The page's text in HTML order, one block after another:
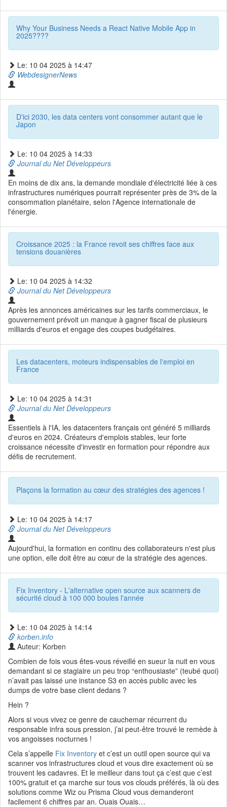
Why Your Business Needs a React Native Mobile App in
2025????
Le: 10 04 2025 à 14:47
WebdesignerNews
D'ici 2030, les data centers vont consommer autant que le
Japon
Le: 10 04 2025 à 14:33
Journal du Net Développeurs
En moins de dix ans, la demande mondiale d'électricité liée à ces
infrastructures numériques pourrait représenter près de 3% de la
consommation planétaire, selon l'Agence internationale de
l'énergie.
Croissance 2025 : la France revoit ses chiffres face aux
tensions douanières
Le: 10 04 2025 à 14:32
Journal du Net Développeurs
Après les annonces américaines sur les tarifs commerciaux, le
gouvernement prévoit un manque à gagner fiscal de plusieurs
milliards d'euros et engage des coupes budgétaires.
Les datacenters, moteurs indispensables de l'emploi en
France
Le: 10 04 2025 à 14:31
Journal du Net Développeurs
Essentiels à l'IA, les datacenters français ont généré 5 milliards
d'euros en 2024. Créateurs d'emplois stables, leur forte
croissance nécessite d'investir en formation pour répondre aux
défis de recrutement.
Plaçons la formation au cœur des stratégies des agences !
Le: 10 04 2025 à 14:17
Journal du Net Développeurs
Aujourd'hui, la formation en continu des collaborateurs n'est plus
une option, elle doit être au cœur de la stratégie des agences.
Fix Inventory - L'alternative open source aux scanners de
sécurité cloud à 100 000 boules l'année
Le: 10 04 2025 à 14:14
korben.info
Auteur: Korben
Combien de fois vous êtes-vous réveillé en sueur la nuit en vous
demandant si ce stagiaire un peu trop “enthousiaste” (teubé quoi)
n’avait pas laissé une instance S3 en accès public avec les
dumps de votre base client dedans ?
Hein ?
Alors si vous vivez ce genre de cauchemar récurrent du
responsable infra sous pression, j’ai peut-être trouvé le remède à
vos angoisses nocturnes !
Cela s’appelle Fix Inventory et c’est un outil open source qui va
scanner vos infrastructures cloud et vous dire exactement où se
trouvent les cadavres. Et le meilleur dans tout ça c’est que c’est
100% gratuit et ça marche sur tous vos clouds préférés, là où des
solutions comme Wiz ou Prisma Cloud vous demanderont
facilement 6 chiffres par an. Ouais Ouais…